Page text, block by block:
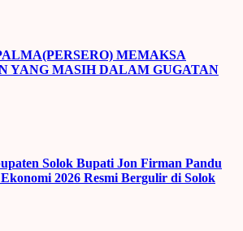
MEMAKSA
YANG MASIH DALAM GUGATAN
Solok Bupati Jon Firman Pandu
2026 Resmi Bergulir di Solok